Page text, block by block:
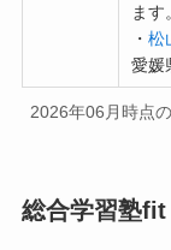
ます
・松
愛媛
2026年06月時点
総合学習塾fit